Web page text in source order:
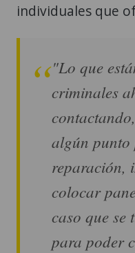
individuales que
"Lo que
criminales
algún punto
reparación,
colocar
caso que se
para poder